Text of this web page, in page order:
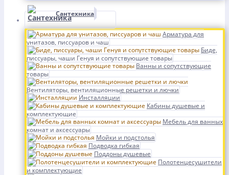
Сантехника
Арматура для
унитазов, писсуаров и чаш
Биде,
писсуары, чаши Генуя и сопутствующие товары
Ванны и сопутствующие
товары
Вентиляторы, вентиляционные решетки и лючки
Инсталляции
Кабины душевые и
комплектующие
Мебель для ванных
комнат и аксессуары
Мойки и подстолья
Подводка гибкая
Поддоны душевые
Полотенцесушители
и комплектующие